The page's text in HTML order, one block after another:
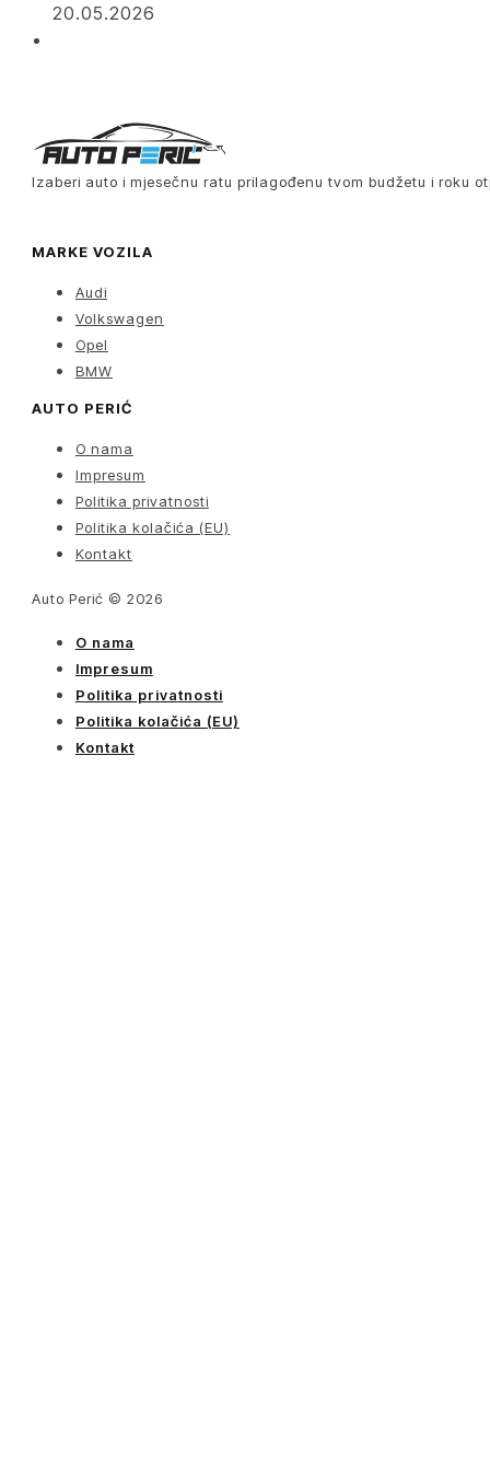
20.05.2026
Izaberi auto i mjesečnu ratu prilagođenu tvom budžetu i roku
MARKE VOZILA
Audi
Volkswagen
Opel
BMW
AUTO PERIĆ
O nama
Impresum
Politika privatnosti
Politika kolačića (EU)
Kontakt
Auto Perić © 2026
O nama
Impresum
Politika privatnosti
Politika kolačića (EU)
Kontakt